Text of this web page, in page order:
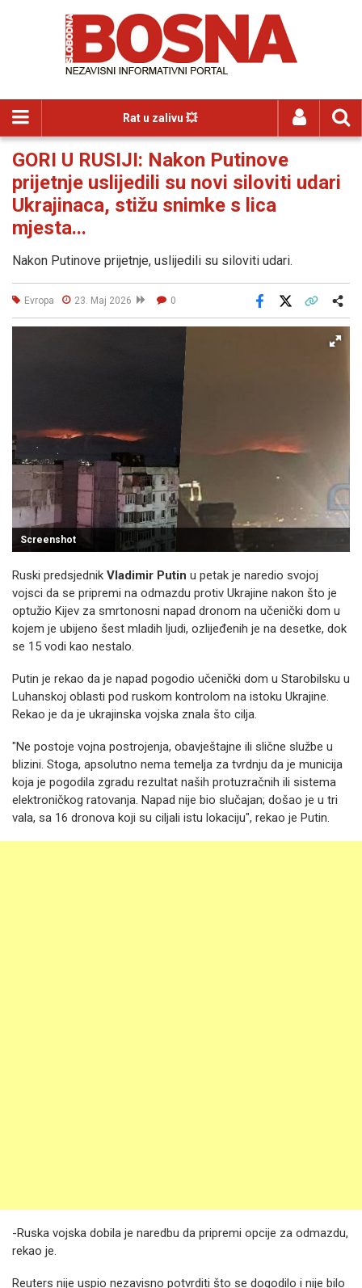
Rat u zalivu 💥
GORI U RUSIJI: Nakon Putinove
prijetnje uslijedili su novi siloviti udari
Ukrajinaca, stižu snimke s lica
mjesta...
Nakon Putinove prijetnje, uslijedili su siloviti udari.
Evropa 23. Maj 2026 0
Facebook
Screenshot
Ruski predsjednik Vladimir Putin u petak je naredio svojoj
vojsci da se pripremi na odmazdu protiv Ukrajine nakon što je
optužio Kijev za smrtonosni napad dronom na učenički dom u
kojem je ubijeno šest mladih ljudi, ozlijeđenih je na desetke, dok
se 15 vodi kao nestalo.
Putin je rekao da je napad pogodio učenički dom u Starobilsku u
Luhanskoj oblasti pod ruskom kontrolom na istoku Ukrajine.
Rekao je da je ukrajinska vojska znala što cilja.
"Ne postoje vojna postrojenja, obavještajne ili slične službe u
blizini. Stoga, apsolutno nema temelja za tvrdnju da je municija
koja je pogodila zgradu rezultat naših protuzračnih ili sistema
elektroničkog ratovanja. Napad nije bio slučajan; došao je u tri
vala, sa 16 dronova koji su ciljali istu lokaciju", rekao je Putin.
-Ruska vojska dobila je naredbu da pripremi opcije za odmazdu,
rekao je.
Reuters nije uspio nezavisno potvrditi što se dogodilo i nije bilo